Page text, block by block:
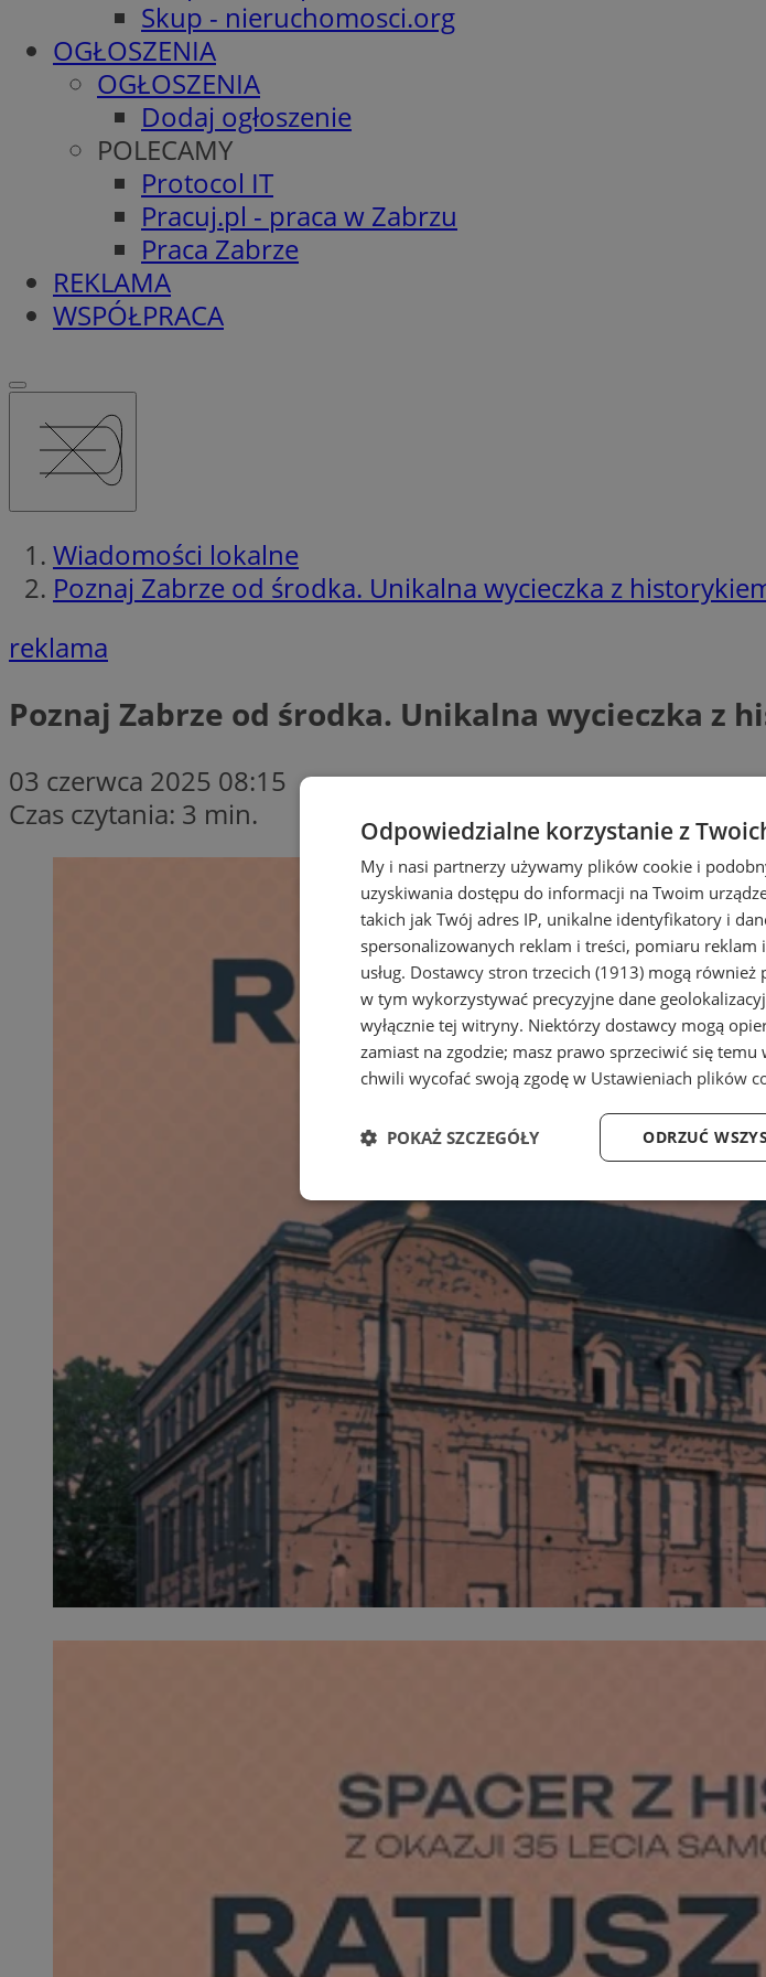
Skup - nieruchomosci.org
OGŁOSZENIA
OGŁOSZENIA
Dodaj ogłoszenie
POLECAMY
Protocol IT
Pracuj.pl - praca w Zabrzu
Praca Zabrze
REKLAMA
WSPÓŁPRACA
Wiadomości lokalne
Poznaj Zabrze od środka. Unikalna wycieczka z
reklama
Poznaj Zabrze od środka. Unikalna wycieczka z
03 czerwca 2025 08:15
Czas czytania: 3 min.
Odpowiedzialne korzystanie z
My i nasi partnerzy używamy plików cookie i
uzyskiwania dostępu do informacji na Twoim
takich jak Twój adres IP, unikalne identyfikatory i
spersonalizowanych reklam i treści, pomiaru
usług. Dostawcy stron trzecich (1913) mogą również
w tym wykorzystywać precyzyjne dane
wyłącznie tej witryny. Niektórzy dostawcy mogą
zamiast na zgodzie; masz prawo sprzeciwić się temu
chwili wycofać swoją zgodę w Ustawieniach plików
ODRZUĆ
POKAŻ SZCZEGÓŁY
Niezbędne Wydajność
Niezbędne Wydajność Targetowanie
Niezbędne pliki cookie umożliwiają korzystanie z podstawowych
zarządzanie kontem. Bez niezbędnych plików cookie nie można
Nazwa
Provider/
Domena
Okres
przechowywania
zabrze.com.pl
QeSessID
zabrze.com.pl
zabrze.com.pl 1 rok
__cf_bm
Cloudflare
29 minut 53
sekundy
zabrze.com.pl
VISITOR_PRIVACY_METADATA
YouTube
.youtube.com
5 miesięcy 4
tygodnie
Google Privacy Policy